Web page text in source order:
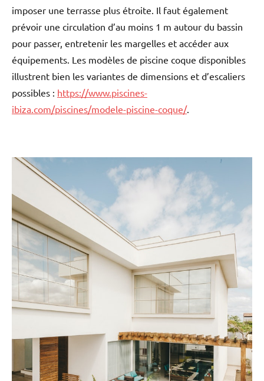
imposer une terrasse plus étroite. Il faut également
prévoir une circulation d’au moins 1 m autour du bassin
pour passer, entretenir les margelles et accéder aux
équipements. Les modèles de piscine coque disponibles
illustrent bien les variantes de dimensions et d’escaliers
possibles : https://www.piscines-
ibiza.com/piscines/modele-piscine-coque/.